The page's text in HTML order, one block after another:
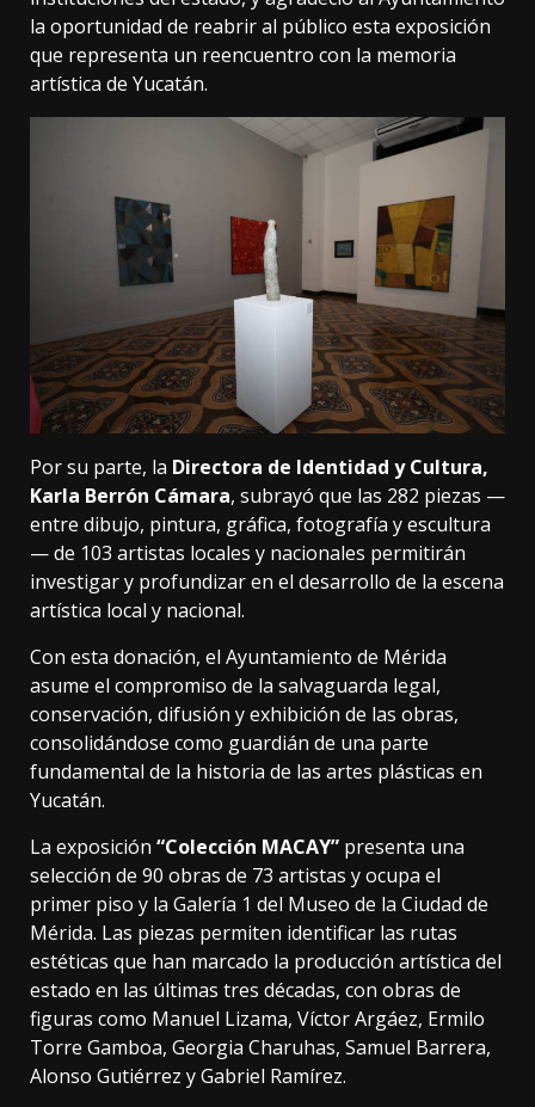
la oportunidad de reabrir al público esta exposición
que representa un reencuentro con la memoria
artística de Yucatán.
Por su parte, la Directora de Identidad y Cultura,
Karla Berrón Cámara, subrayó que las 282 piezas —
entre dibujo, pintura, gráfica, fotografía y escultura
— de 103 artistas locales y nacionales permitirán
investigar y profundizar en el desarrollo de la escena
artística local y nacional.
Con esta donación, el Ayuntamiento de Mérida
asume el compromiso de la salvaguarda legal,
conservación, difusión y exhibición de las obras,
consolidándose como guardián de una parte
fundamental de la historia de las artes plásticas en
Yucatán.
La exposición “Colección MACAY” presenta una
selección de 90 obras de 73 artistas y ocupa el
primer piso y la Galería 1 del Museo de la Ciudad de
Mérida. Las piezas permiten identificar las rutas
estéticas que han marcado la producción artística del
estado en las últimas tres décadas, con obras de
figuras como Manuel Lizama, Víctor Argáez, Ermilo
Torre Gamboa, Georgia Charuhas, Samuel Barrera,
Alonso Gutiérrez y Gabriel Ramírez.